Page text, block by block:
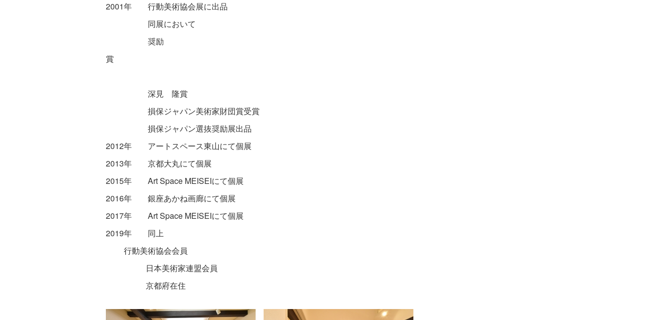
2001年 行動美術協会展に出品
同展において
奨励
賞
深見 隆賞
損保ジャパン美術家財団賞受賞
損保ジャパン選抜奨励展出品
2012年 アートスペース東山にて個展
2013年 京都大丸にて個展
2015年 Art Space MEISEIにて個展
2016年 銀座あかね画廊にて個展
2017年 Art Space MEISEIにて個展
2019年 同上
行動美術協会会員
日本美術家連盟会員
京都府在住